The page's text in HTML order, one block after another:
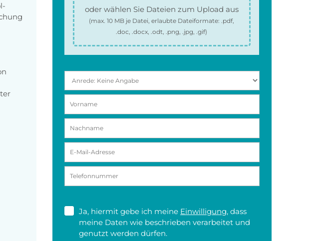
oder wählen Sie Dateien zum Upload aus
(max.10 MB je Datei, erlaubte Dateiformate:.pdf,
.doc, .docx, .odt, .png, .jpg, .gif)
Ja, hiermit gebe ich meine Einwilligung, dass
meine Daten wie beschrieben verarbeitet und
genutzt werden dürfen.